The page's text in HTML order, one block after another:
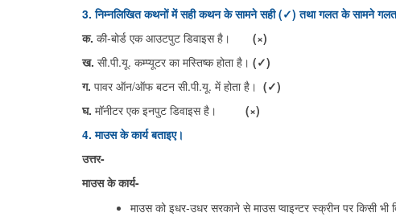
3. निम्नलिखित कथनों में सही कथन के सामने सही (✓) तथा गलत के सामने गलत
क. की-बोर्ड एक आउटपुट डिवाइस है। (×)
ख. सी.पी.यू. कम्प्यूटर का मस्तिष्क होता है। (✓)
ग. पावर ऑन/ऑफ बटन सी.पी.यू. में होता है। (✓)
घ. मॉनीटर एक इनपुट डिवाइस है। (×)
4. माउस के कार्य बताइए।
उत्तर-
माउस के कार्य-
माउस को इधर-उधर सरकाने से माउस प्वाइन्टर स्क्रीन पर किसी भी